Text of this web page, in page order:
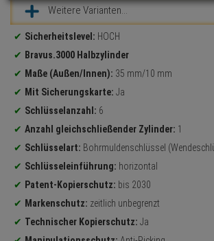
Weitere Varianten...
Produktinformationen
Sicherheitslevel: HOCH
Bravus.3000 Halbzylinder
Maße (Außen/Innen): 35 mm/10 mm
Mit Sicherungskarte: Ja
Schlüsselanzahl: 6
Anzahl gleichschließender Zylinder: 1
Schlüsselart: Bohrmuldenschlüssel
Schlüsseleinführung: horizontal
Patent-Kopierschutz: bis 2030
Markenschutz: zeitlich unbegrenzt
Technischer Kopierschutz: Ja